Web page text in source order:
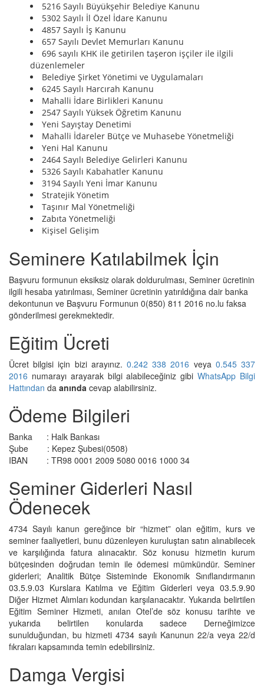
5216 Sayılı Büyükşehir Belediye Kanunu
5302 Sayılı İl Özel İdare Kanunu
4857 Sayılı İş Kanunu
657 Sayılı Devlet Memurları Kanunu
696 sayılı KHK ile getirilen taşeron işçiler ile ilgili
düzenlemeler
Belediye Şirket Yönetimi ve Uygulamaları
6245 Sayılı Harcırah Kanunu
Mahalli İdare Birlikleri Kanunu
2547 Sayılı Yüksek Öğretim Kanunu
Yeni Sayıştay Denetimi
Mahalli İdareler Bütçe ve Muhasebe Yönetmeliği
Yeni Hal Kanunu
2464 Sayılı Belediye Gelirleri Kanunu
5326 Sayılı Kabahatler Kanunu
3194 Sayılı Yeni İmar Kanunu
Stratejik Yönetim
Taşınır Mal Yönetmeliği
Zabıta Yönetmeliği
Kişisel Gelişim
Seminere Katılabilmek İçin
Başvuru formunun eksiksiz olarak doldurulması, Seminer ücretinin
ilgili hesaba yatırılması, Seminer ücretinin yatırıldığına dair banka
dekontunun ve Başvuru Formunun 0(850) 811 2016 no.lu faksa
gönderilmesi gerekmektedir.
Eğitim Ücreti
Ücret bilgisi için bizi arayınız. 0.242 338 2016 veya 0.545 337
2016 numarayı arayarak bilgi alabileceğiniz gibiWhatsApp Bilgi
Hattından da anında cevap alabilirsiniz.
Ödeme Bilgileri
Banka : Halk Bankası
Şube : Kepez Şubesi(0508)
IBAN : TR98 0001 2009 5080 0016 1000 34
Seminer Giderleri Nasıl
Ödenecek
4734 Sayılı kanun gereğince bir “hizmet” olan eğitim, kurs ve
seminer faaliyetleri, bunu düzenleyen kuruluştan satın alınabilecek
ve karşılığında fatura alınacaktır. Söz konusu hizmetin kurum
bütçesinden doğrudan temin ile ödemesi mümkündür. Seminer
giderleri; Analitik Bütçe Sisteminde Ekonomik Sınıflandırmanın
03.5.9.03 Kurslara Katılma ve Eğitim Giderleri veya 03.5.9.90
Diğer Hizmet Alımları kodundan karşılanacaktır. Yukarıda belirtilen
Eğitim Seminer Hizmeti, anılan Otel’de söz konusu tarihte ve
yukarıda belirtilen konularda sadece Derneğimizce
sunulduğundan, bu hizmeti 4734 sayılı Kanunun 22/a veya 22/d
fıkraları kapsamında temin edebilirsiniz.
Damga Vergisi